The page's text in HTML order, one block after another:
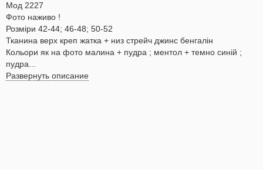
Мод 2227
Фото наживо !
Розміри 42-44; 46-48; 50-52
Тканина верх креп жатка + низ стрейч джинс бенгалін
Кольори як на фото малина + пудра ; ментол + темно синій ;
пудра...
Развернуть описание